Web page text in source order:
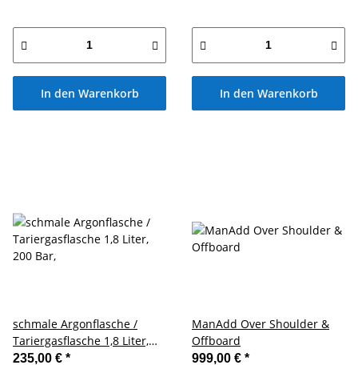
In den Warenkorb In den Warenkorb
schmale Argonflasche /
Tariergasflasche 1,8 Liter,
200 Bar,
235,00 € *
ManAdd Over Shoulder &
Offboard
999,00 € *